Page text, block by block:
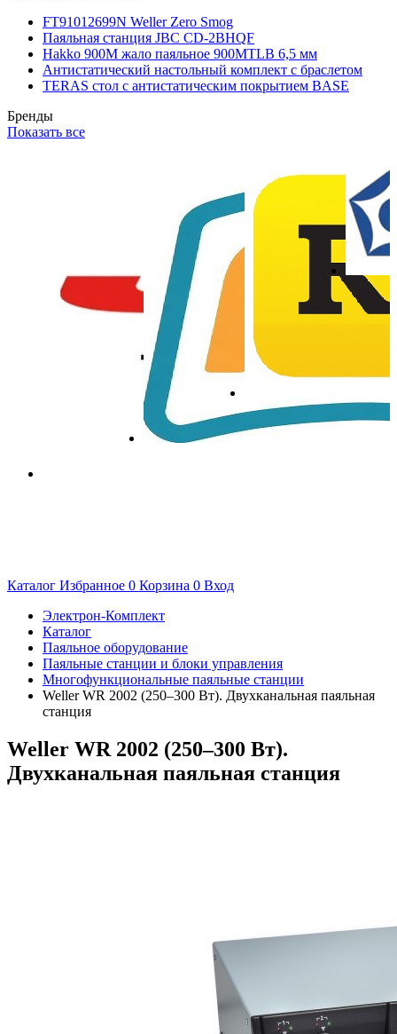
FT91012699N Weller Zero Smog
Паяльная станция JBC CD-2BHQF
Hakko 900M жало паяльное 900MTLB 6,5 мм
Антистатический настольный комплект с браслетом
TERAS стол с антистатическим покрытием BASE
Бренды
Показать все
Каталог Избранное 0 Корзина 0 Вход
Электрон-Комплект
Каталог
Паяльное оборудование
Паяльные станции и блоки управления
Многофункциональные паяльные станции
Weller WR 2002 (250–300 Вт). Двухканальная паяльная
станция
Weller WR 2002 (250–300 Вт).
Двухканальная паяльная станция